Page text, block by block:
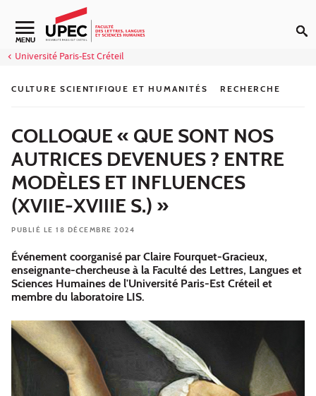
Aller au contenu
Navigation secondaire
MENU
Université Paris-Est Créteil
CULTURE SCIENTIFIQUE ET HUMANITÉS RECHERCHE
COLLOQUE « QUE SONT NOS
AUTRICES DEVENUES ? ENTRE
MODÈLES ET INFLUENCES
(XVIIE-XVIIIE S.) »
PUBLIÉ LE 18 DÉCEMBRE 2024
Événement coorganisé par Claire Fourquet-Gracieux,
enseignante-chercheuse à la Faculté des Lettres, Langues et
Sciences Humaines de l'Université Paris-Est Créteil et
membre du laboratoire LIS.